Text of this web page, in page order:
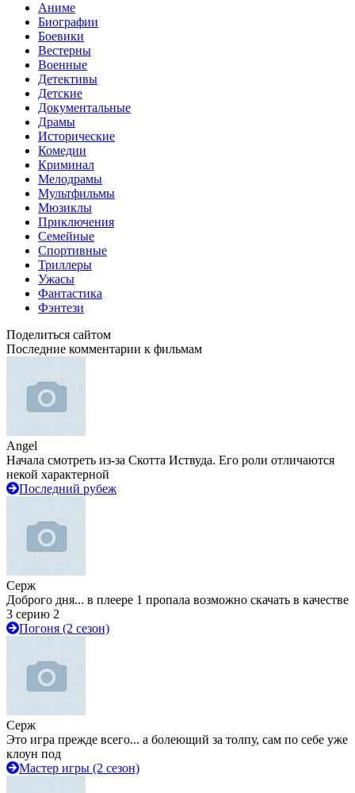
Аниме
Биографии
Боевики
Вестерны
Военные
Детективы
Детские
Документальные
Драмы
Исторические
Комедии
Криминал
Мелодрамы
Мультфильмы
Мюзиклы
Приключения
Семейные
Спортивные
Триллеры
Ужасы
Фантастика
Фэнтези
Поделиться сайтом
Последние комментарии к фильмам
Angel
Начала смотреть из-за Скотта Иствуда. Его роли отличаются
некой характерной
Последний рубеж
Серж
Доброго дня... в плеере 1 пропала возможно скачать в качестве
3 серию 2
Погоня (2 сезон)
Серж
Это игра прежде всего... а болеющий за толпу, сам по себе уже
клоун под
Мастер игры (2 сезон)